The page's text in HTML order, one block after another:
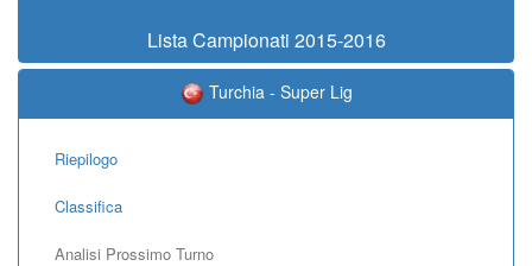
Lista Campionati 2015-2016
Turchia - Super Lig
Riepilogo
Classifica
Analisi Prossimo Turno